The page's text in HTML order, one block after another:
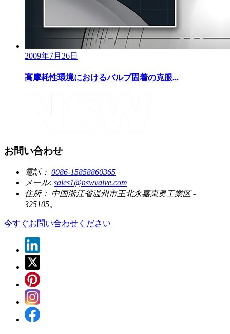
2009年7月26日
高摩耗性環境におけるバルブ固着の克服...
お問い合わせ
電話： 0086-15858860365
メール: sales1@nswvalve.com
住所： 中国浙江省温州市王北永嘉東奥工業区 -
325105。
今すぐお問い合わせください